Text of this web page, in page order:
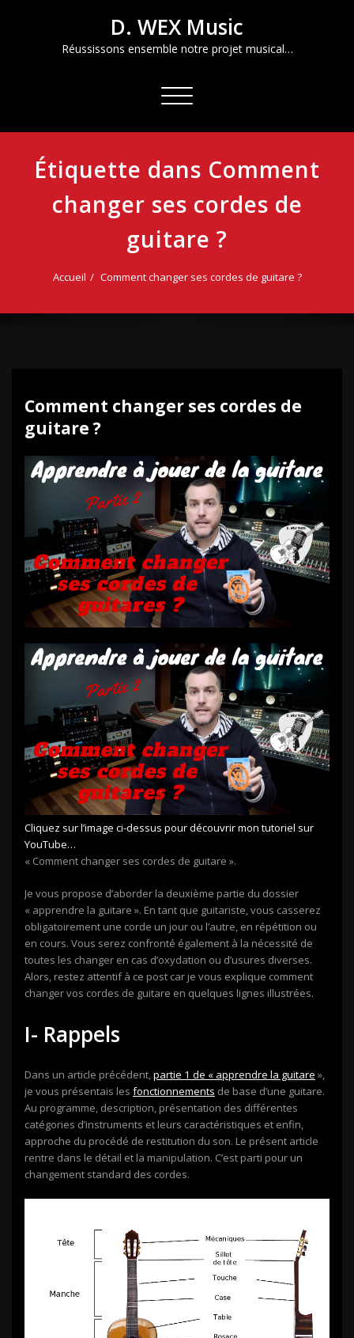
D. WEX Music
Réussissons ensemble notre projet musical…
Afficher/masquer
navigation
Étiquette dans Comment
changer ses cordes de
guitare ?
Accueil Comment changer ses cordes de guitare ?
Comment changer ses cordes de
guitare ?
Cliquez sur l’image ci-dessus pour découvrir mon tutoriel sur
YouTube…
« Comment changer ses cordes de guitare ».
Je vous propose d’aborder la deuxième partie du dossier
« apprendre la guitare ». En tant que guitariste, vous casserez
obligatoirement une corde un jour ou l’autre, en répétition ou
en cours. Vous serez confronté également à la nécessité de
toutes les changer en cas d’oxydation ou d’usures diverses.
Alors, restez attentif à ce post car je vous explique comment
changer vos cordes de guitare en quelques lignes illustrées.
I- Rappels
Dans un article précédent,partie 1 de « apprendre la guitare »,
je vous présentais les fonctionnements de base d’une guitare.
Au programme, description, présentation des différentes
catégories d’instruments et leurs caractéristiques et enfin,
approche du procédé de restitution du son. Le présent article
rentre dans le détail et la manipulation. C’est parti pour un
changement standard des cordes.